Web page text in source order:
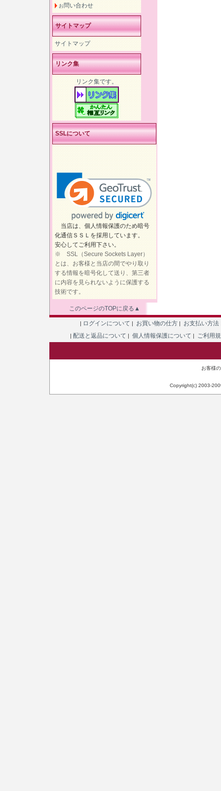
お問い合わせ
サイトマップ
サイトマップ
リンク集
リンク集です。
SSLについて
当店は、個人情報保護のため暗号
化通信ＳＳＬを採用しています。
安心してご利用下さい。
※ SSL（Secure Sockets Layer）
とは、お客様と当店の間でやり取り
する情報を暗号化して送り、第三者
に内容を見られないように保護する
技術です。
このページのTOPに戻る▲
| ログインについて | お買い物の仕方 | お支払い方法
| 配送と返品について | 個人情報保護について | ご利用
お客様
Copyright(c) 2003-